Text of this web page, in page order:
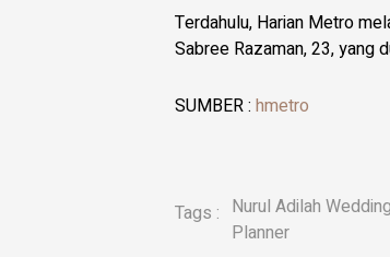
Terdahulu, Harian Metro
Sabree Razaman, 23, yang
SUMBER : hmetro
Tags : Nurul Adilah Wedding
Planner